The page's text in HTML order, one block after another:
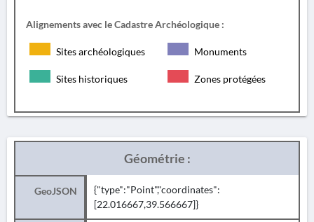
Alignements avec le Cadastre Archéologique :
Sites archéologiques Monuments
Sites historiques Zones protégées
Géométrie :
GeoJSON
{"type":"Point","coordinates":
[22.016667,39.566667]}